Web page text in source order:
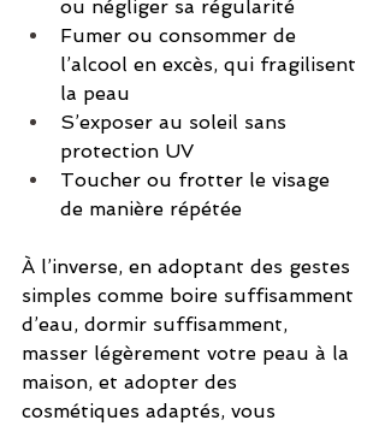
ou négliger sa régularité
Fumer ou consommer de
l’alcool en excès, qui fragilisent
la peau
S’exposer au soleil sans
protection UV
Toucher ou frotter le visage
de manière répétée
À l’inverse, en adoptant des gestes
simples comme boire suffisamment
d’eau, dormir suffisamment,
masser légèrement votre peau à la
maison, et adopter des
cosmétiques adaptés, vous